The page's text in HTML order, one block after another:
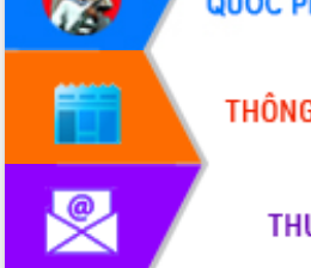
Gặp mặt các cơ quan báo chí nhân Kỷ
niệm 101 năm Ngày Báo chí Cách
Đắk Lắk sơ kết 4 năm triển khai thực
hiện Đề án 06 của Chính phủ
Họp báo thông tin về Hội nghị Công bố
Quy hoạch và Xúc tiến đầu tư tỉnh Đắk
Khơi thông điểm nghẽn, đẩy nhanh
giải ngân vốn khắc phục thiên tai